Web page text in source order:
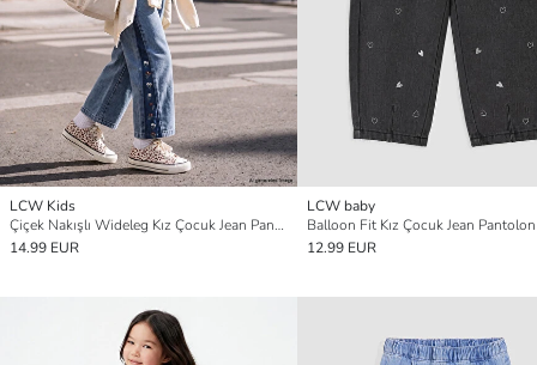
LCW Kids
Çiçek Nakışlı Wideleg Kız Çocuk Jean Pantolon
14.99 EUR
LCW baby
Balloon Fit Kız Çocuk Jean Pantolon
12.99 EUR